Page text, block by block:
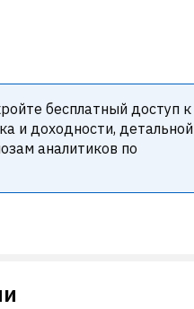
бесплатный доступ к
и доходности, детальной
аналитиков по